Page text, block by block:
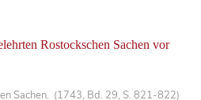
Rostockschen Sachen vor
Sachen. (1743, Bd. 29, S. 821-822)